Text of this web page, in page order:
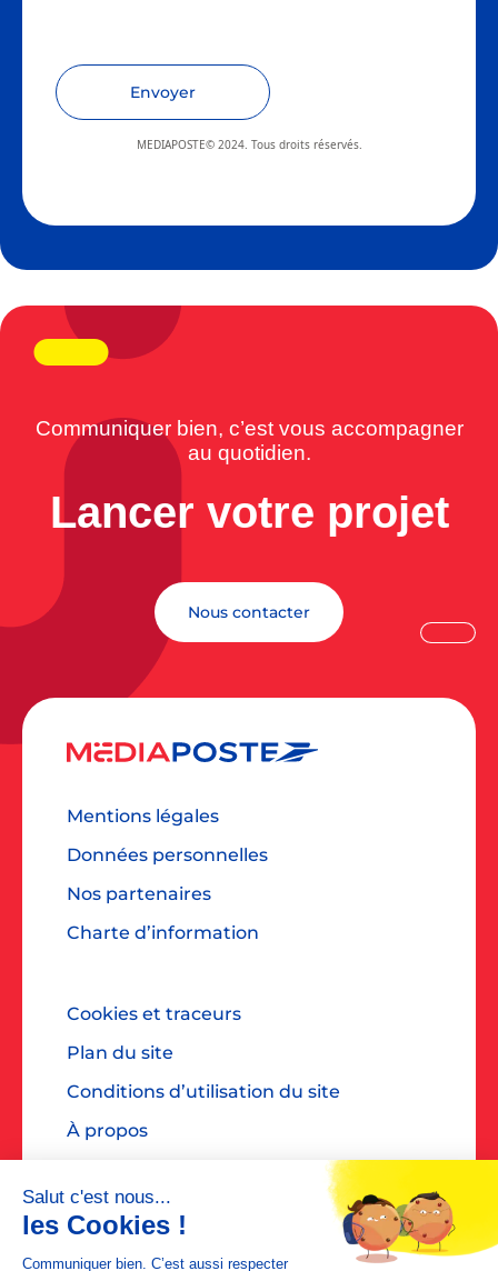
Envoyer
MEDIAPOSTE© 2024. Tous droits réservés.
Communiquer bien, c’est vous accompagner
au quotidien.
Lancer votre projet
Nous contacter
Mentions légales
Données personnelles
Nos partenaires
Charte d’information
Cookies et traceurs
Plan du site
Conditions d’utilisation du site
À propos
Accessibilité : non conforme
Contact presse : diane@dialoguespr.fr